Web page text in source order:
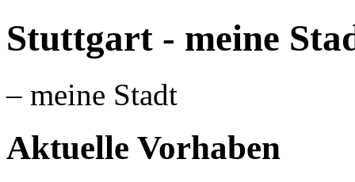
Stuttgart - meine
– meine Stadt
Aktuelle Vorhaben